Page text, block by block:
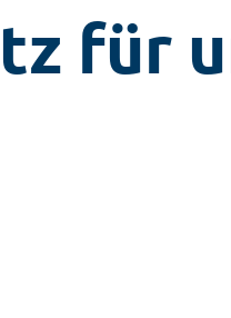
für